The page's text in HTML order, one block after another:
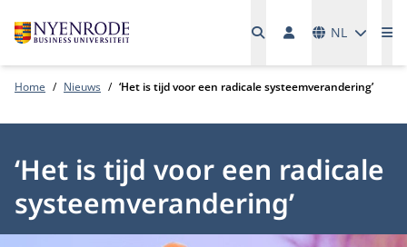
NL
Home Nieuws ‘Het is tijd voor een radicale systeemverandering’
‘Het is tijd voor een radicale
systeemverandering’